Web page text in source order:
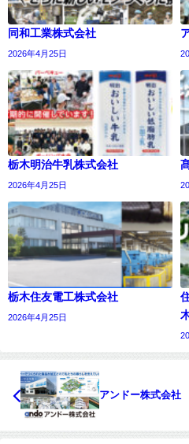
同和工業株式会社
2026年4月25日
栃木明治牛乳株式会社
2026年4月25日
栃木住友電工株式会社
2026年4月25日
アンドー株式会社